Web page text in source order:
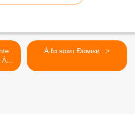
À
À ℓα ѕαιит Đαмιєи.. >